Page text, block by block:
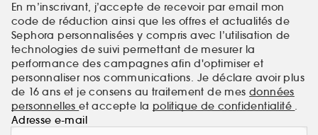
En m’inscrivant, j’accepte de recevoir par email mon
code de réduction ainsi que les offres et actualités de
Sephora personnalisées y compris avec l’utilisation de
technologies de suivi permettant de mesurer la
performance des campagnes afin d'optimiser et
personnaliser nos communications. Je déclare avoir plus
de 16 ans et je consens au traitement de mes données
personnelleset accepte la politique de confidentialité .
Adresse e-mail